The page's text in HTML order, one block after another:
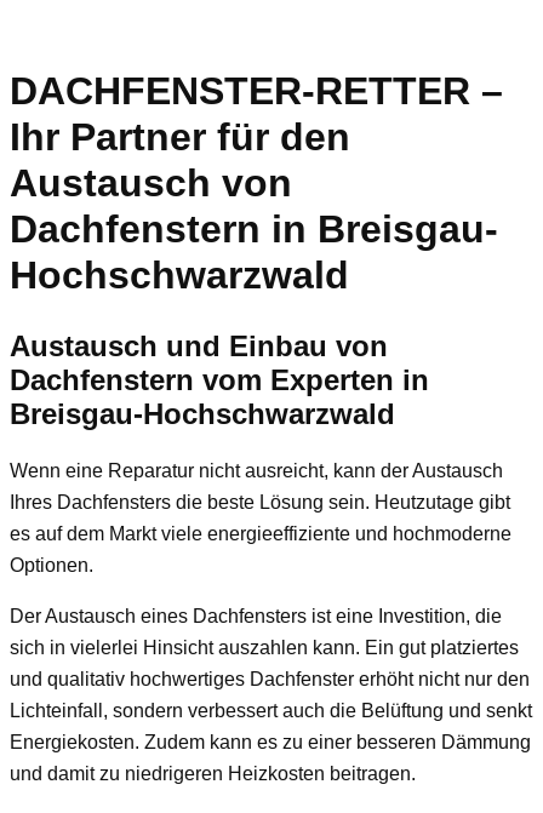
DACHFENSTER-RETTER –
Ihr Partner für den
Austausch von
Dachfenstern in Breisgau-
Hochschwarzwald
Austausch und Einbau von
Dachfenstern vom Experten in
Breisgau-Hochschwarzwald
Wenn eine Reparatur nicht ausreicht, kann der Austausch
Ihres Dachfensters die beste Lösung sein. Heutzutage gibt
es auf dem Markt viele energieeffiziente und hochmoderne
Optionen.
Der Austausch eines Dachfensters ist eine Investition, die
sich in vielerlei Hinsicht auszahlen kann. Ein gut platziertes
und qualitativ hochwertiges Dachfenster erhöht nicht nur den
Lichteinfall, sondern verbessert auch die Belüftung und senkt
Energiekosten. Zudem kann es zu einer besseren Dämmung
und damit zu niedrigeren Heizkosten beitragen.